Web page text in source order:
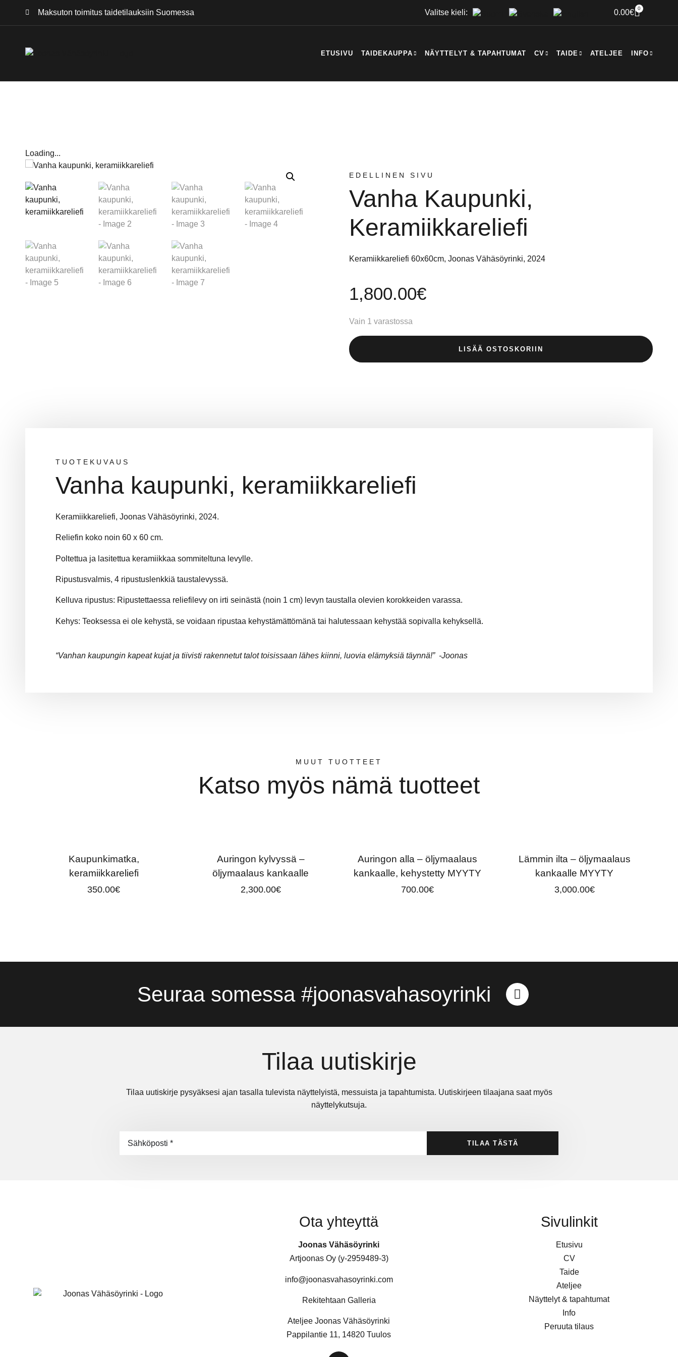
Maksuton toimitus taidetilauksiin Suomessa Valitse kieli: 0.00€ 0
ETUSIVU TAIDEKAUPPA NÄYTTELYT & TAPAHTUMAT CV TAIDE ATELJEE INFO
Loading...
EDELLINEN SIVU
Vanha Kaupunki,
Keramiikkareliefi
Keramiikkareliefi 60x60cm, Joonas Vähäsöyrinki, 2024
1,800.00€
Vain 1 varastossa
LISÄÄ OSTOSKORIIN
TUOTEKUVAUS
Vanha kaupunki, keramiikkareliefi
Keramiikkareliefi, Joonas Vähäsöyrinki, 2024.
Reliefin koko noin 60 x 60 cm.
Poltettua ja lasitettua keramiikkaa sommiteltuna levylle.
Ripustusvalmis, 4 ripustuslenkkiä taustalevyssä.
Kelluva ripustus: Ripustettaessa reliefilevy on irti seinästä (noin 1 cm) levyn taustalla olevien korokkeiden varassa.
Kehys: Teoksessa ei ole kehystä, se voidaan ripustaa kehystämättömänä tai halutessaan kehystää sopivalla kehyksellä.
“Vanhan kaupungin kapeat kujat ja tiivisti rakennetut talot toisissaan lähes kiinni, luovia elämyksiä täynnä!” -Joonas
MUUT TUOTTEET
Katso myös nämä tuotteet
Kaupunkimatka,
keramiikkareliefi
350.00€
Auringon kylvyssä –
öljymaalaus kankaalle
2,300.00€
Auringon alla – öljymaalaus
kankaalle, kehystetty MYYTY
700.00€
Lämmin ilta – öljymaalaus
kankaalle MYYTY
3,000.00€
Seuraa somessa #joonasvahasoyrinki
Tilaa uutiskirje
Tilaa uutiskirje pysyäksesi ajan tasalla tulevista näyttelyistä, messuista ja tapahtumista. Uutiskirjeen tilaajana saat myös
näyttelykutsuja.
TILAA TÄSTÄ
Ota yhteyttä
Joonas Vähäsöyrinki
Artjoonas Oy (y-2959489-3)
info@joonasvahasoyrinki.com
Rekitehtaan Galleria
Ateljee Joonas Vähäsöyrinki
Pappilantie 11, 14820 Tuulos
Sivulinkit
Etusivu
CV
Taide
Ateljee
Näyttelyt & tapahtumat
Info
Peruuta tilaus